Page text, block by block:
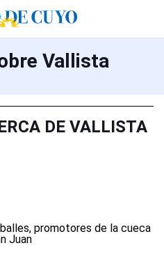
Vallista
DE VALLISTA